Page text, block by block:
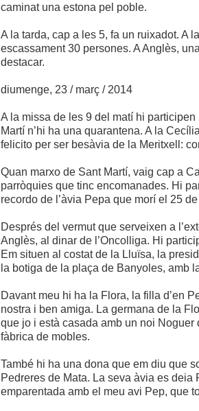
caminat una estona pel poble.
A la tarda, cap a les 5, fa un ruixadot. A
escassament 30 persones. A Anglès,
destacar.
diumenge, 23 / març / 2014
A la missa de les 9 del matí hi
Martí n’hi ha una quarantena. A la
felicito per ser besàvia de la Meritxell:
Quan marxo de Sant Martí, vaig cap a
parròquies que tinc encomanades. Hi
recordo de l’àvia Pepa que morí el 25
Després del vermut que serveixen a
Anglès, al dinar de l’Oncolliga. Hi
Em situen al costat de la Lluïsa, la
la botiga de la plaça de Banyoles, amb
Davant meu hi ha la Flora, la filla d’en
nostra i ben amiga. La germana de la
que jo i està casada amb un noi Noguer
fàbrica de mobles.
També hi ha una dona que em diu que
Pedreres de Mata. La seva àvia es deia
emparentada amb el meu avi Pep, que